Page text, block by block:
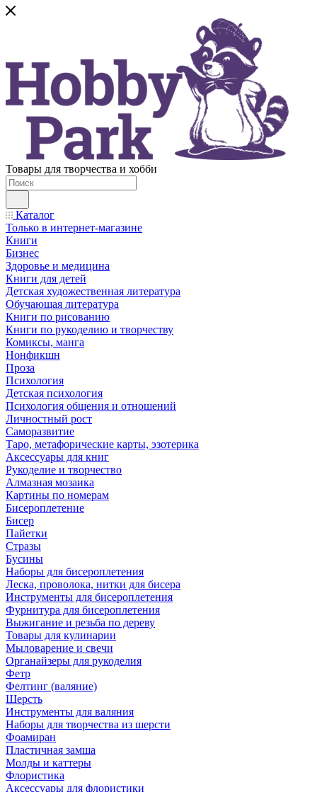
Товары для творчества и хобби
Каталог
Только в интернет-магазине
Книги
Бизнес
Здоровье и медицина
Книги для детей
Детская художественная литература
Обучающая литература
Книги по рисованию
Книги по рукоделию и творчеству
Комиксы, манга
Нонфикшн
Проза
Психология
Детская психология
Психология общения и отношений
Личностный рост
Саморазвитие
Таро, метафорические карты, эзотерика
Аксессуары для книг
Рукоделие и творчество
Алмазная мозаика
Картины по номерам
Бисероплетение
Бисер
Пайетки
Стразы
Бусины
Наборы для бисероплетения
Леска, проволока, нитки для бисера
Инструменты для бисероплетения
Фурнитура для бисероплетения
Выжигание и резьба по дереву
Товары для кулинарии
Мыловарение и свечи
Органайзеры для рукоделия
Фетр
Фелтинг (валяние)
Шерсть
Инструменты для валяния
Наборы для творчества из шерсти
Фоамиран
Пластичная замша
Молды и каттеры
Флористика
Аксессуары для флористики